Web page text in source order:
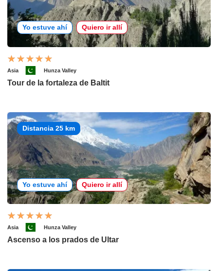
Yo estuve ahí Quiero ir allí
Asia Hunza Valley
Tour de la fortaleza de Baltit
Distancia 25 km
Yo estuve ahí Quiero ir allí
Asia Hunza Valley
Ascenso a los prados de Ultar